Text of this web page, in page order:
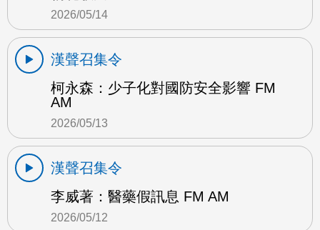
2026/05/14
漢聲召集令
柯永森：少子化對國防安全影響 FM
AM
2026/05/13
漢聲召集令
李威著：醫藥假訊息 FM AM
2026/05/12